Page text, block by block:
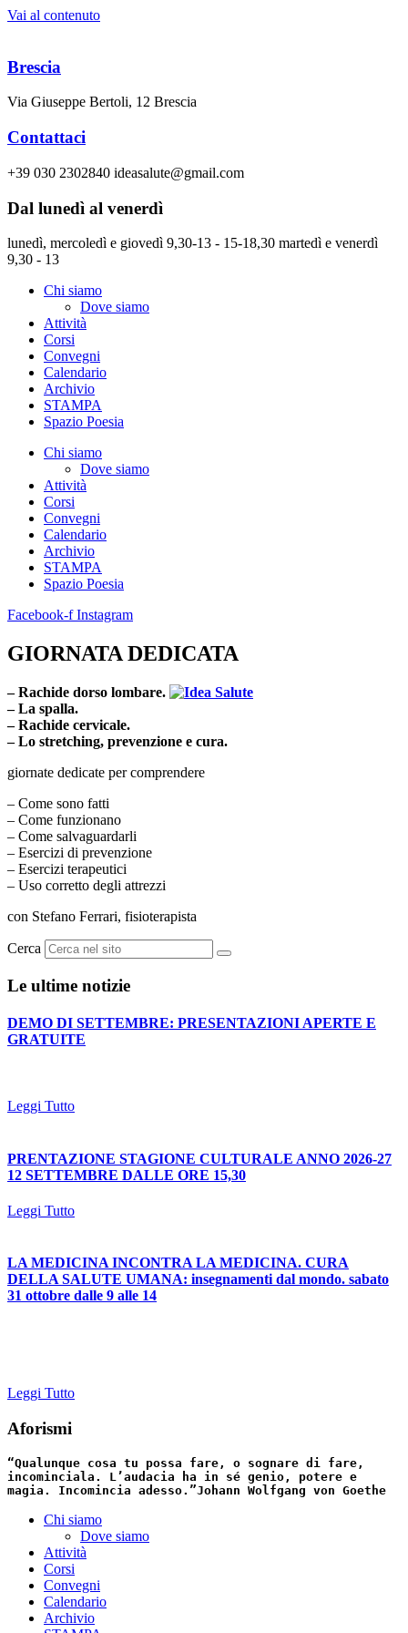
Vai al contenuto
Brescia
Via Giuseppe Bertoli, 12 Brescia
Contattaci
+39 030 2302840 ideasalute@gmail.com
Dal lunedì al venerdì
lunedì, mercoledì e giovedì 9,30-13 - 15-18,30 martedì e venerdì
9,30 - 13
Chi siamo
Dove siamo
Attività
Corsi
Convegni
Calendario
Archivio
STAMPA
Spazio Poesia
Chi siamo
Dove siamo
Attività
Corsi
Convegni
Calendario
Archivio
STAMPA
Spazio Poesia
Facebook-f Instagram
GIORNATA DEDICATA
– Rachide dorso lombare.
– La spalla.
– Rachide cervicale.
– Lo stretching, prevenzione e cura.
giornate dedicate per comprendere
– Come sono fatti
– Come funzionano
– Come salvaguardarli
– Esercizi di prevenzione
– Esercizi terapeutici
– Uso corretto degli attrezzi
con Stefano Ferrari, fisioterapista
Cerca
Le ultime notizie
DEMO DI SETTEMBRE: PRESENTAZIONI APERTE E
GRATUITE
Leggi Tutto
PRENTAZIONE STAGIONE CULTURALE ANNO 2026-27
12 SETTEMBRE DALLE ORE 15,30
Leggi Tutto
LA MEDICINA INCONTRA LA MEDICINA. CURA
DELLA SALUTE UMANA: insegnamenti dal mondo. sabato
31 ottobre dalle 9 alle 14
Leggi Tutto
Aforismi
“Qualunque cosa tu possa fare, o sognare di fare,
incominciala. L’audacia ha in sé genio, potere e
magia. Incomincia adesso.”Johann Wolfgang von Goethe
Chi siamo
Dove siamo
Attività
Corsi
Convegni
Calendario
Archivio